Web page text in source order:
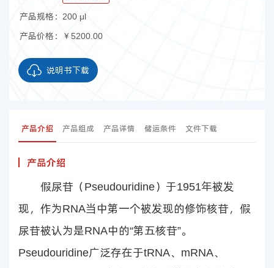
产品规格： 200 μl
产品价格：
￥5200.00
说明书下载
产品介绍 产品组成 产品详情 储运条件 文件下载
产品介绍
假尿苷（Pseudouridine）于1951年被发
现，作为RNA当中第一个被发现的修饰核苷，假
尿苷被认为是RNA中的“第五核苷”。
Pseudouridine广泛存在于tRNA、mRNA、